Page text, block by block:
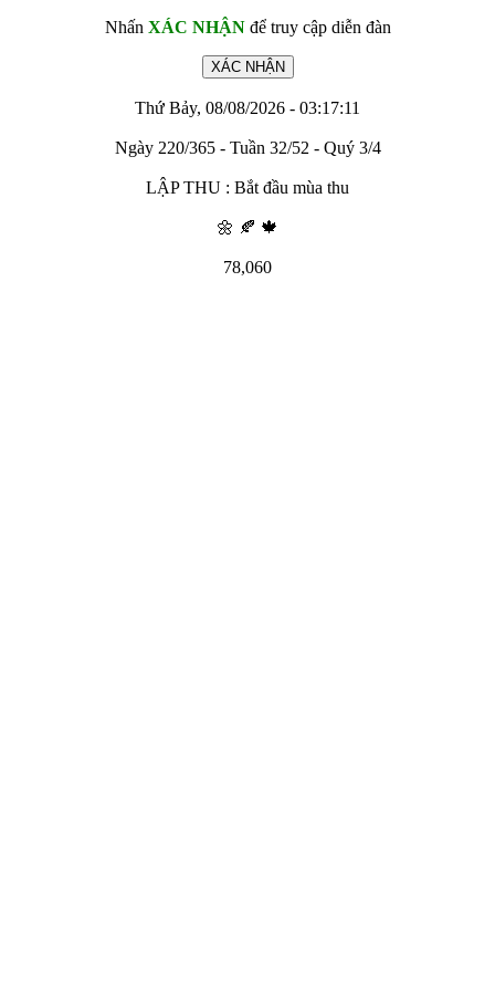
Nhấn XÁC NHẬNđể truy cập diễn đàn
Thứ Bảy, 08/08/2026 - 03:17:11
Ngày 220/365 - Tuần 32/52 - Quý 3/4
LẬP THU : Bắt đầu mùa thu
🌼 🍂 🍁
78,060